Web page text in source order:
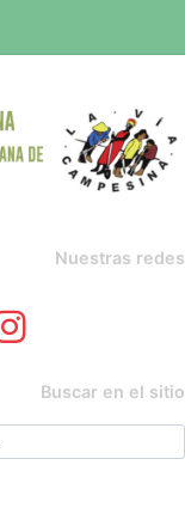
Nuestras redes
Buscar en el sitio